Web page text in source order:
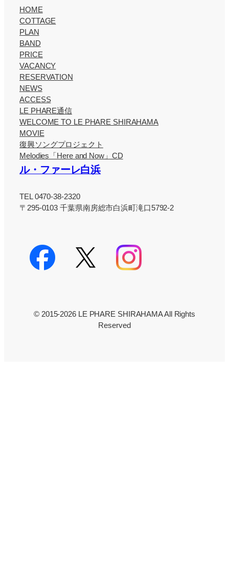
HOME
COTTAGE
PLAN
BAND
PRICE
VACANCY
RESERVATION
NEWS
ACCESS
LE PHARE通信
WELCOME TO LE PHARE SHIRAHAMA
MOVIE
復興ソングプロジェクト
Melodies「Here and Now」CD
ル・ファーレ白浜
TEL 0470-38-2320
〒295-0103 千葉県南房総市白浜町滝口5792-2
© 2015-2026 LE PHARE SHIRAHAMA All Rights
Reserved